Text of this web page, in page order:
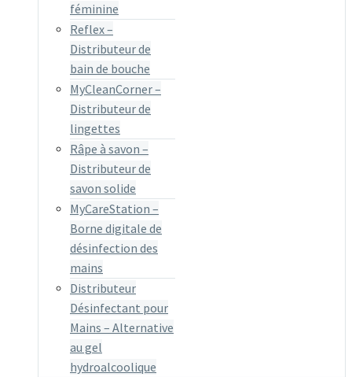
féminine
Reflex –
Distributeur de
bain de bouche
MyCleanCorner –
Distributeur de
lingettes
Râpe à savon –
Distributeur de
savon solide
MyCareStation –
Borne digitale de
désinfection des
mains
Distributeur
Désinfectant pour
Mains – Alternative
au gel
hydroalcoolique